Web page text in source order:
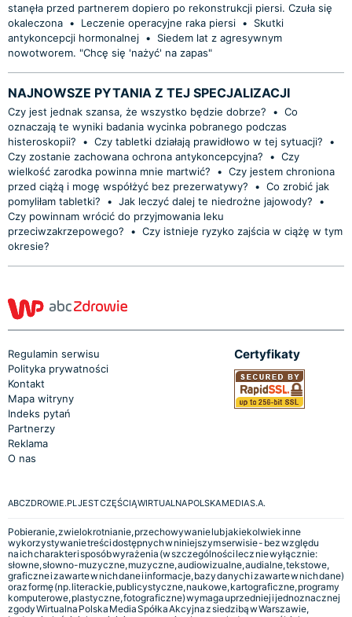
stanęła przed partnerem dopiero po rekonstrukcji piersi. Czuła się
okaleczona • Leczenie operacyjne raka piersi •
Skutki
antykoncepcji hormonalnej •
Siedem lat z agresywnym
nowotworem. "Chcę się 'nażyć' na zapas"
NAJNOWSZE PYTANIA Z TEJ SPECJALIZACJI
Czy jest jednak szansa, że wszystko będzie dobrze? • Co
oznaczają te wyniki badania wycinka pobranego podczas
histeroskopii?
• Czy tabletki działają prawidłowo w tej sytuacji?
•
Czy zostanie zachowana ochrona antykoncepcyjna?
• Czy
wielkość zarodka powinna mnie martwić?
• Czy jestem chroniona
przed ciążą i mogę współżyć bez prezerwatywy?
• Co zrobić jak
pomyliłam tabletki?
• Jak leczyć dalej te niedrożne jajowody?
•
Czy powinnam wrócić do przyjmowania leku
przeciwzakrzepowego?
• Czy istnieje ryzyko zajścia w ciążę w tym
okresie?
Regulamin serwisu
Polityka prywatności
Kontakt
Mapa witryny
Indeks pytań
Partnerzy
Reklama
O nas
Certyfikaty
ABCZDROWIE.PL JEST CZĘŚCIĄ WIRTUALNA POLSKA MEDIA S.A.
Pobieranie, zwielokrotnianie, przechowywanie lub jakiekolwiek inne
wykorzystywanie treści dostępnych w niniejszym serwisie - bez względu
na ich charakter i sposób wyrażenia (w szczególności lecz nie wyłącznie:
słowne, słowno-muzyczne, muzyczne, audiowizualne, audialne, tekstowe,
graficzne i zawarte w nich dane i informacje, bazy danych i zawarte w nich dane)
oraz formę (np. literackie, publicystyczne, naukowe, kartograficzne, programy
komputerowe, plastyczne, fotograficzne) wymaga uprzedniej i jednoznacznej
zgody Wirtualna Polska Media Spółka Akcyjna z siedzibą w Warszawie,